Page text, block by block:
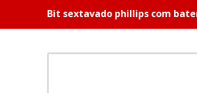
Bit sextavado phillips com